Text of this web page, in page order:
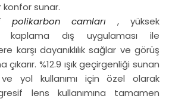
sunar.
polikarbon camları, yüksek
kaplama dış uygulaması ile
karşı dayanıklılık sağlar ve görüş
%12.9 ışık geçirgenliği sunan
yol kullanımı için özel olarak
lens kullanımına tamamen